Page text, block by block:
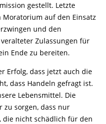
gestellt. Letzte
auf den Einsatz
und den
Zulassungen für
Ende zu bereiten.
Erfolg, dass jetzt auch die
dass Handeln gefragt ist.
Lebensmittel. Die
zu sorgen, dass nur
die nicht schädlich für den